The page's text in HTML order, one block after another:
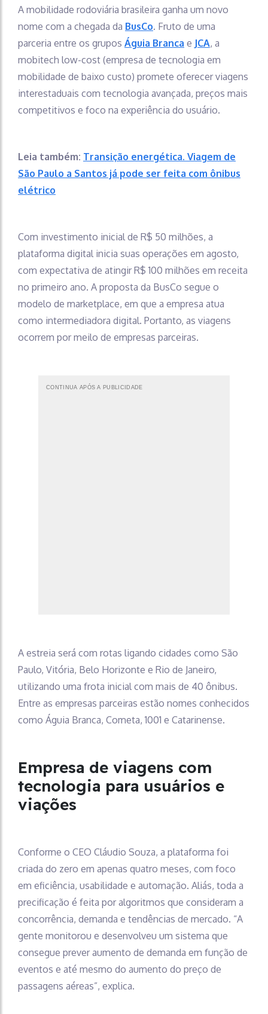
A mobilidade rodoviária brasileira ganha um novo
nome com a chegada da BusCo. Fruto de uma
parceria entre os grupos Águia Branca e JCA, a
mobitech low-cost (empresa de tecnologia em
mobilidade de baixo custo) promete oferecer viagens
interestaduais com tecnologia avançada, preços mais
competitivos e foco na experiência do usuário.
Leia também: Transição energética. Viagem de
São Paulo a Santos já pode ser feita com ônibus
elétrico
Com investimento inicial de R$ 50 milhões, a
plataforma digital inicia suas operações em agosto,
com expectativa de atingir R$ 100 milhões em receita
no primeiro ano. A proposta da BusCo segue o
modelo de marketplace, em que a empresa atua
como intermediadora digital. Portanto, as viagens
ocorrem por meilo de empresas parceiras.
CONTINUA APÓS A PUBLICIDADE
A estreia será com rotas ligando cidades como São
Paulo, Vitória, Belo Horizonte e Rio de Janeiro,
utilizando uma frota inicial com mais de 40 ônibus.
Entre as empresas parceiras estão nomes conhecidos
como Águia Branca, Cometa, 1001 e Catarinense.
Empresa de viagens com
tecnologia para usuários e
viações
Conforme o CEO Cláudio Souza, a plataforma foi
criada do zero em apenas quatro meses, com foco
em eficiência, usabilidade e automação. Aliás, toda a
precificação é feita por algoritmos que consideram a
concorrência, demanda e tendências de mercado. “A
gente monitorou e desenvolveu um sistema que
consegue prever aumento de demanda em função de
eventos e até mesmo do aumento do preço de
passagens aéreas”, explica.